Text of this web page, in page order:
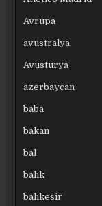
Avrupa
avustralya
Avusturya
azerbaycan
baba
bakan
bal
balık
balıkesir